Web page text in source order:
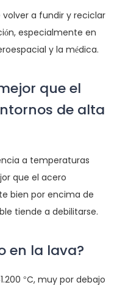
a fundir y reciclar
especialmente en
y la médica.
que el
de alta
a temperaturas
que el acero
bien por encima de
tiende a debilitarse.
en la lava?
°C, muy por debajo